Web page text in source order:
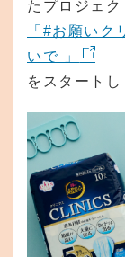
たプロジェク
「#お願いク
いで 」
をスタートし